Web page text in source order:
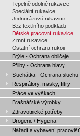
Tepelně odolné rukavice
Speciální rukavice
Jednorázové rukavice
Bez textilního podkladu
Dětské pracovní rukavice
Zimní rukavice
Ostatní ochrana rukou
Brýle - Ochrana obličeje
Přilby - Ochrana hlavy
Sluchátka - Ochrana sluchu
Respirátory, masky, filtry
Práce ve výškách
Brašnářské výrobky
Zdravotnické potřeby
Drogerie / Hygiena
Nářadí a vybavení pracovišť